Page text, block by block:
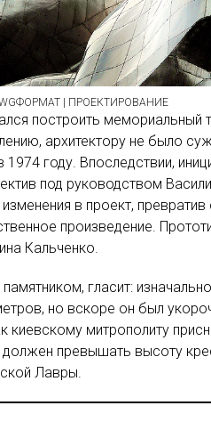
| ПРОЕКТИРОВАНИЕ
построить мемориальный
архитектору не было
году. Впоследствии,
под руководством
в проект, превратив
произведение.
Кальченко.
гласит:
но вскоре он был
киевскому митрополиту
должен превышать высоту
Лавры.